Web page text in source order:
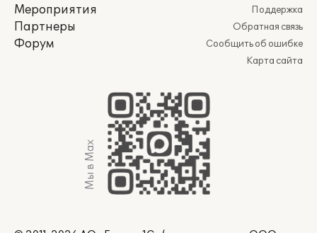
Мероприятия
Партнеры
Форум
Поддержка
Обратная связь
Сообщить об ошибке
Карта сайта
Мы в Max